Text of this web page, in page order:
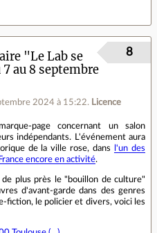
"Le Lab se
au 8 septembre
2024 à 15:22. Licence
8
page concernant un salon
indépendants. L'événement aura
de la ville rose, dans
l'un des
encore en activité.
plus près le "bouillon de culture"
d'avant-garde dans des genres
fiction, le policier et divers, voici les